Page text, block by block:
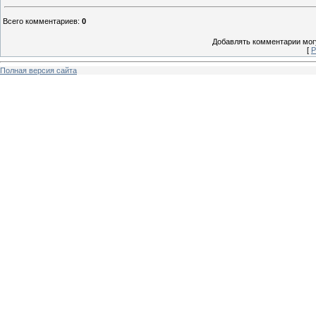
Всего комментариев: 0
Добавлять комментарии
[
Полная версия сайта